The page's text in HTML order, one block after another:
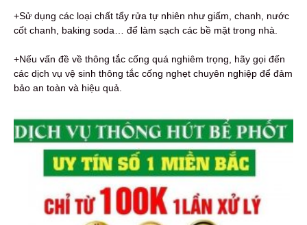
+Sử dụng các loại chất tẩy rửa tự nhiên như giấm, chanh, nước
cốt chanh, baking soda… để làm sạch các bề mặt trong nhà.
+Nếu vấn đề về thông tắc cống quá nghiêm trọng, hãy gọi đến
các dịch vụ vệ sinh thông tắc cống nghẹt chuyên nghiệp để đảm
bảo an toàn và hiệu quả.